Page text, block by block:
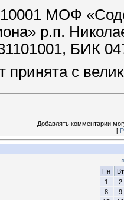
МОФ
р.п.
БИК
с
Добавлять комментарии
[
«
Пн
Вт
1
2
8
9